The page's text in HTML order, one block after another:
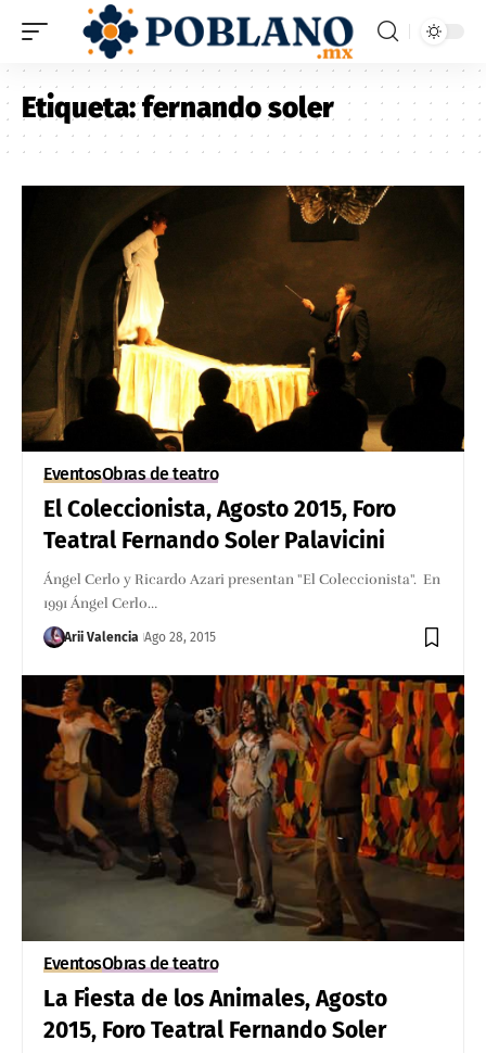
Etiqueta:fernando soler
EventosObras de teatro
El Coleccionista, Agosto 2015, Foro
Teatral Fernando Soler Palavicini
Ángel Cerlo y Ricardo Azari presentan "El Coleccionista". En
1991 Ángel Cerlo…
Arii Valencia Ago 28, 2015
EventosObras de teatro
La Fiesta de los Animales, Agosto
2015, Foro Teatral Fernando Soler